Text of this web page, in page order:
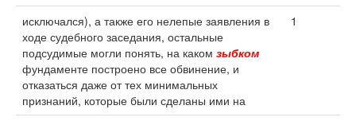
исключался), а также его нелепые заявления в
ходе судебного заседания, остальные
подсудимые могли понять, на каком зыбком
фундаменте построено все обвинение, и
отказаться даже от тех минимальных
признаний, которые были сделаны ими на
1